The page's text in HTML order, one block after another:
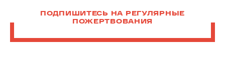
ПОДПИШИТЕСЬ НА РЕГУЛЯРНЫЕ
ПОЖЕРТВОВАНИЯ